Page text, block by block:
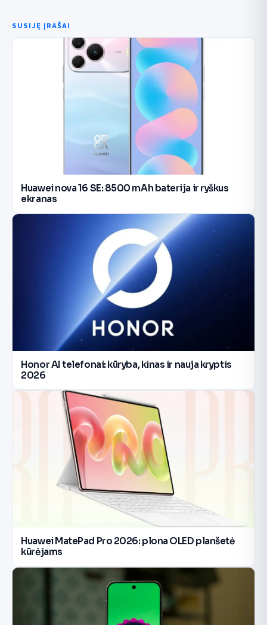
SUSIJĘ ĮRAŠAI
Huawei nova 16 SE: 8500 mAh baterija ir ryškus
ekranas
Honor AI telefonai: kūryba, kinas ir nauja kryptis
2026
Huawei MatePad Pro 2026: plona OLED planšetė
kūrėjams